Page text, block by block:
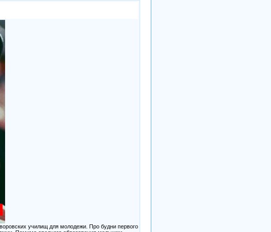
училищ для молодежи. Про будни первого